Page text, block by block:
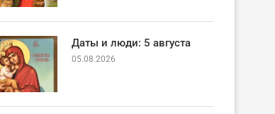
Даты и люди: 5 августа
05.08.2026